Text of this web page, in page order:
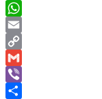
Messenger
WhatsApp
Email
Copy
Link
Gmail
Viber